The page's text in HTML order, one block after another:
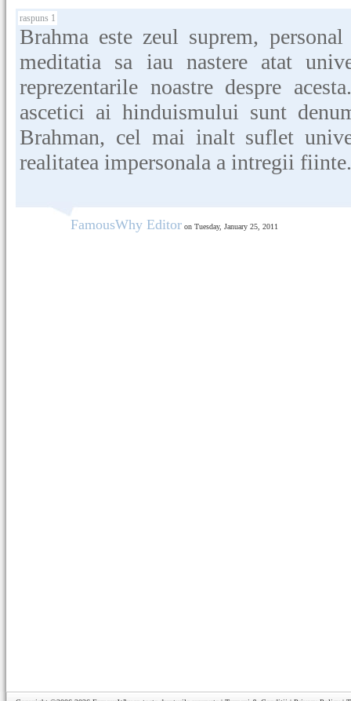
raspuns 1
Brahma este zeul suprem,
meditatia sa iau nastere atat
reprezentarile noastre despre
ascetici ai hinduismului sunt
Brahman, cel mai inalt suflet
realitatea impersonala a intregii fiinte.
FamousWhy Editor on Tuesday, January 25, 2011